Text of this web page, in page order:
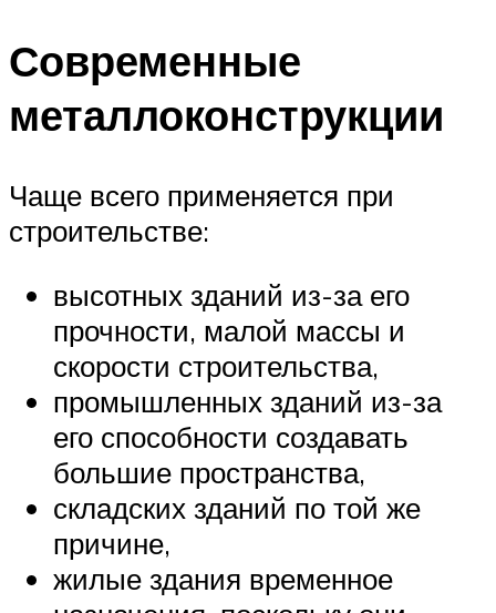
Современные
металлоконструкции
Чаще всего применяется при
строительстве:
высотных зданий из-за его
прочности, малой массы и
скорости строительства,
промышленных зданий из-за
его способности создавать
большие пространства,
складских зданий по той же
причине,
жилые здания временное